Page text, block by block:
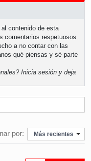
contenido de esta
comentarios respetuosos
a no contar con las
qué piensas y sé parte
Inicia sesión y deja
por: Más recientes